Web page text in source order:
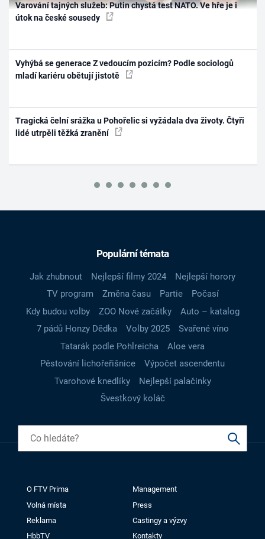
Varování tajných služeb: Putin chystá test NATO. Ve hře je i
útok na české sousedy
Vyhýbá se generace Z vedoucím pozicím? Podle sociologů
mladí kariéru obětují jistotě
Tragická čelní srážka u Pohořelic si vyžádala dva životy. Čtyři
lidé utrpěli těžká zranění
Populární témata
Jak zhubnout Nejlepší filmy 2024
Nejlepší horory
TV program
Změna času Partie
Počasí
Kdy budou volby
ZOO Nové začátky
Auto – katalog
7 pádů Honzy Dědka
Volby 2025
Svařené víno
Tatarák podle Pohlreicha
Aloe vera
Pěstování lichořeřišnice
Výpočet ascendentu
Tvarohové knedlíky
Nejlepší palačinky
Švestkový koláč
O FTV Prima
Management
Volná místa
Press
Reklama
Castingy a výzvy
HbbTV
Kontakty